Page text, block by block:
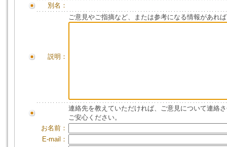
別名：
説明：
ご意見やご指摘など、または参考になる情報があれ
連絡先を教えていただければ、ご意見について連絡
ご安心ください。
お名前：
E-mail：